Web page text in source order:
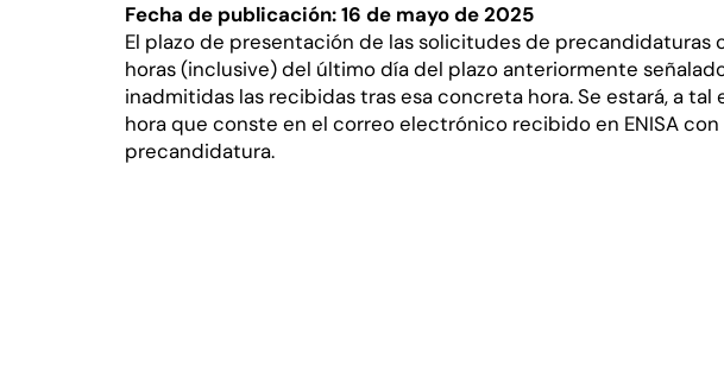
Fecha de publicación: 16 de mayo de 2025
El plazo de presentación de las solicitudes de precandidaturas
horas (inclusive) del último día del plazo anteriormente
inadmitidas las recibidas tras esa concreta hora. Se estará, a tal
hora que conste en el correo electrónico recibido en ENISA
precandidatura.